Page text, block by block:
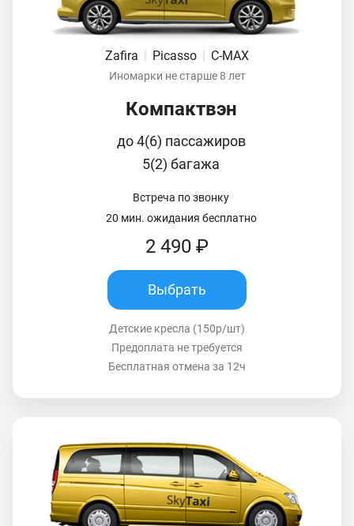
Zafira | Picasso | C-MAX
Иномарки не старше 8 лет
Компактвэн
до 4(6) пассажиров
5(2) багажа
Встреча по звонку
20 мин. ожидания бесплатно
2 490 ₽
Выбрать
Детские кресла (150р/шт)
Предоплата не требуется
Бесплатная отмена за 12ч